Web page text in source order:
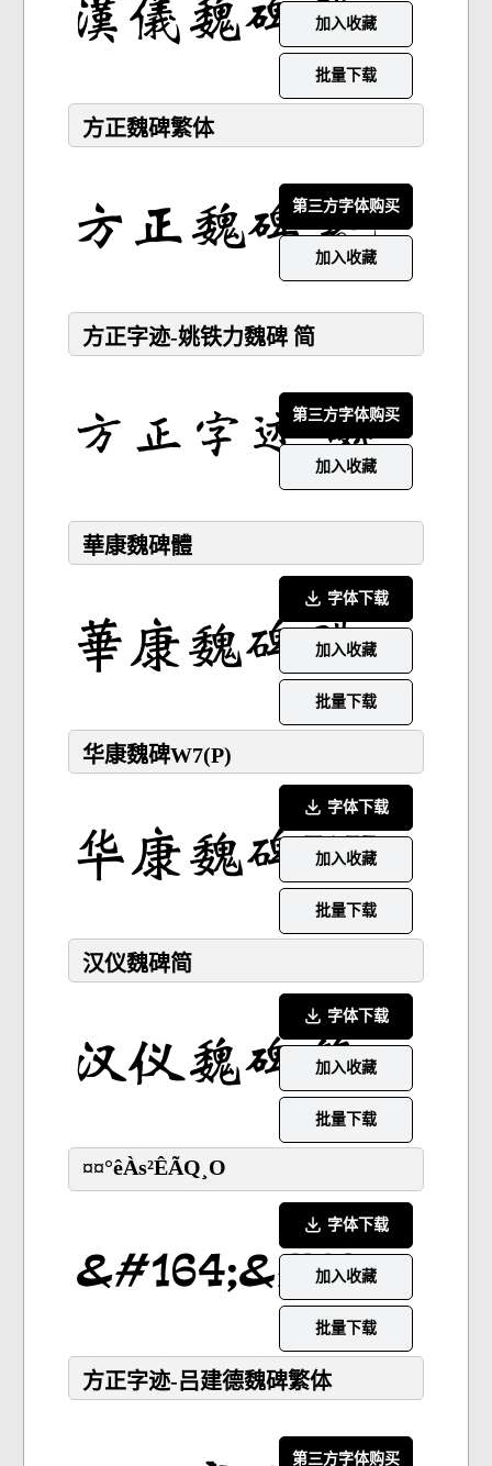
加入收藏
批量下载
方正魏碑繁体
第三方字体购买
加入收藏
方正字迹-姚铁力魏碑 简
第三方字体购买
加入收藏
華康魏碑體
字体下载
加入收藏
批量下载
华康魏碑W7(P)
字体下载
加入收藏
批量下载
汉仪魏碑简
字体下载
加入收藏
批量下载
¤¤°êÀs²ÊÃQ¸O
字体下载
加入收藏
批量下载
方正字迹-吕建德魏碑繁体
第三方字体购买